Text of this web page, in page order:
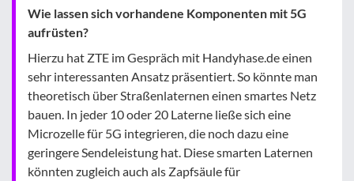
Wie lassen sich vorhandene Komponenten mit 5G
aufrüsten?
Hierzu hat ZTE im Gespräch mit Handyhase.de einen
sehr interessanten Ansatz präsentiert. So könnte man
theoretisch über Straßenlaternen einen smartes Netz
bauen. In jeder 10 oder 20 Laterne ließe sich eine
Microzelle für 5G integrieren, die noch dazu eine
geringere Sendeleistung hat. Diese smarten Laternen
könnten zugleich auch als Zapfsäule für